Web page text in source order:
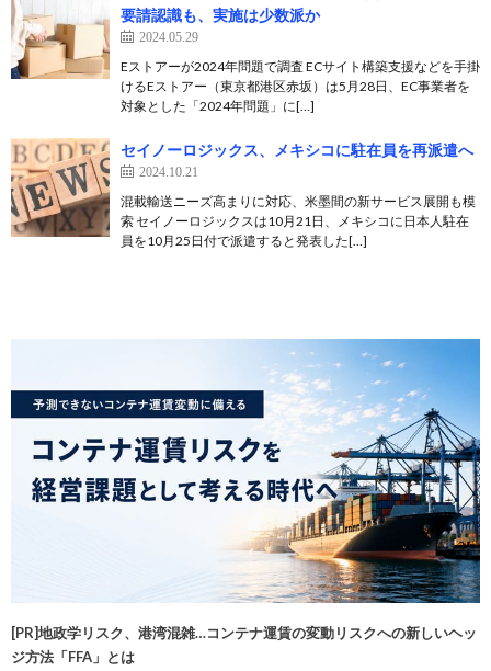
要請認識も、実施は少数派か
2024.05.29
Eストアーが2024年問題で調査 ECサイト構築支援などを手掛
けるEストアー（東京都港区赤坂）は5月28日、EC事業者を
対象とした「2024年問題」に[…]
セイノーロジックス、メキシコに駐在員を再派遣へ
2024.10.21
混載輸送ニーズ高まりに対応、米墨間の新サービス展開も模
索 セイノーロジックスは10月21日、メキシコに日本人駐在
員を10月25日付で派遣すると発表した[…]
[PR]地政学リスク、港湾混雑…コンテナ運賃の変動リスクへの新しいヘッ
ジ方法「FFA」とは